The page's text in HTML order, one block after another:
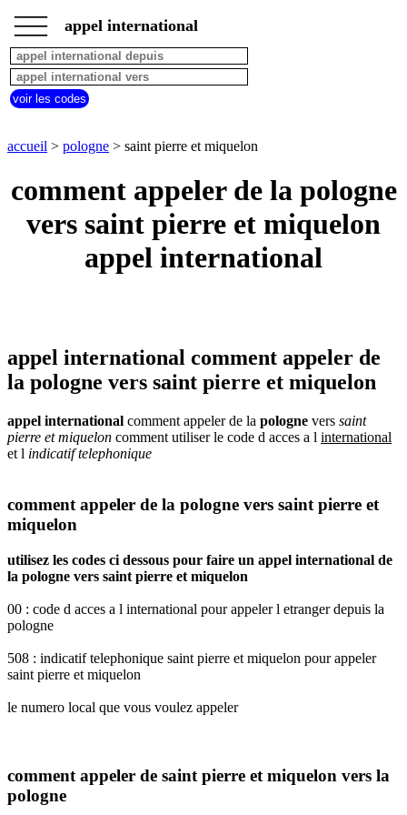
accueil
pologne
appel
depuis
pays
commencant
D
G
O
P Q R S T
U
W X Y Z
___
___ appel international
voir les codes
accueil > pologne > saint pierre et miquelon
comment appeler de la pologne
vers saint pierre et miquelon
appel international
appel international comment appeler de
la pologne vers saint pierre et miquelon
appel international comment appeler de la pologne vers saint
pierre et miquelon comment utiliser le code d acces a l international
et l indicatif telephonique
comment appeler de la pologne vers saint pierre et
miquelon
utilisez les codes ci dessous pour faire un appel international de
la pologne vers saint pierre et miquelon
00 : code d acces a l international pour appeler l etranger depuis la
pologne
508 : indicatif telephonique saint pierre et miquelon pour appeler
saint pierre et miquelon
le numero local que vous voulez appeler
comment appeler de saint pierre et miquelon vers la
pologne